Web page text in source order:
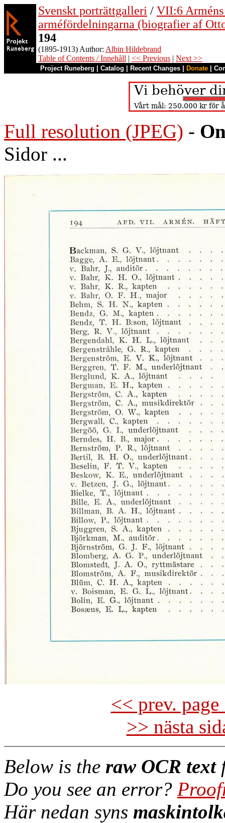
Svenskt porträttgalleri / VII:6
arméfördelningarna (biografier af
194
(1895-1913) Author: Albin Hildebrand
Table of Contents / Innehåll | << Previous | Next >>
Project Runeberg Catalog Recent Changes Donate
Full resolution (JPEG) -
Sidor ...
<< prev.
>> nästa
Below is the raw OCR text
Do you see an error?
Här nedan syns